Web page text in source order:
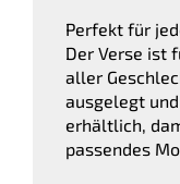
Perfekt für
Der Verse ist
aller
ausgelegt
erhältlich,
passendes